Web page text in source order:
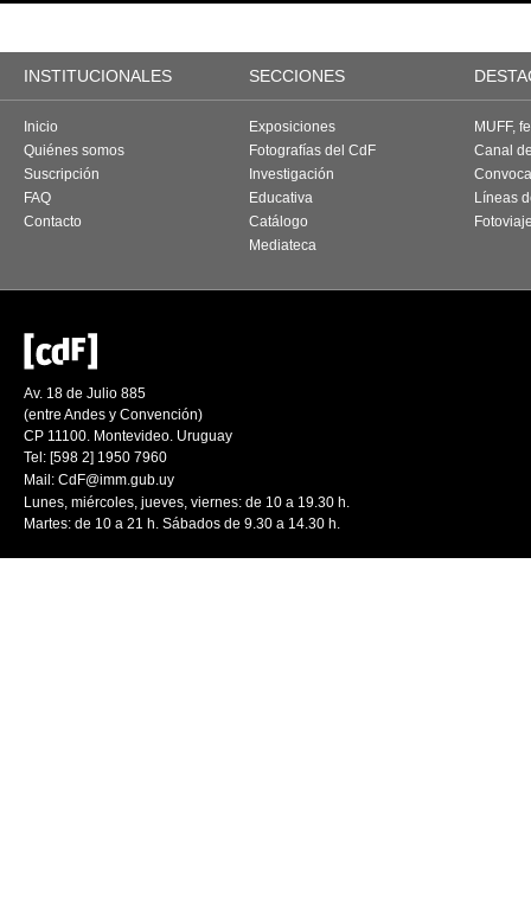
INSTITUCIONALES SECCIONES
Inicio
Quiénes somos
Suscripción
FAQ
Contacto
Exposiciones
Fotografías del CdF
Investigación
Educativa
Catálogo
Mediateca
MUFF,
Canal
Líneas
Av. 18 de Julio 885
(entre Andes y Convención)
CP 11100. Montevideo. Uruguay
Tel: [598 2] 1950 7960
Mail: CdF@imm.gub.uy
Lunes, miércoles, jueves, viernes: de 10 a 19.30 h.
Martes: de 10 a 21 h. Sábados de 9.30 a 14.30 h.